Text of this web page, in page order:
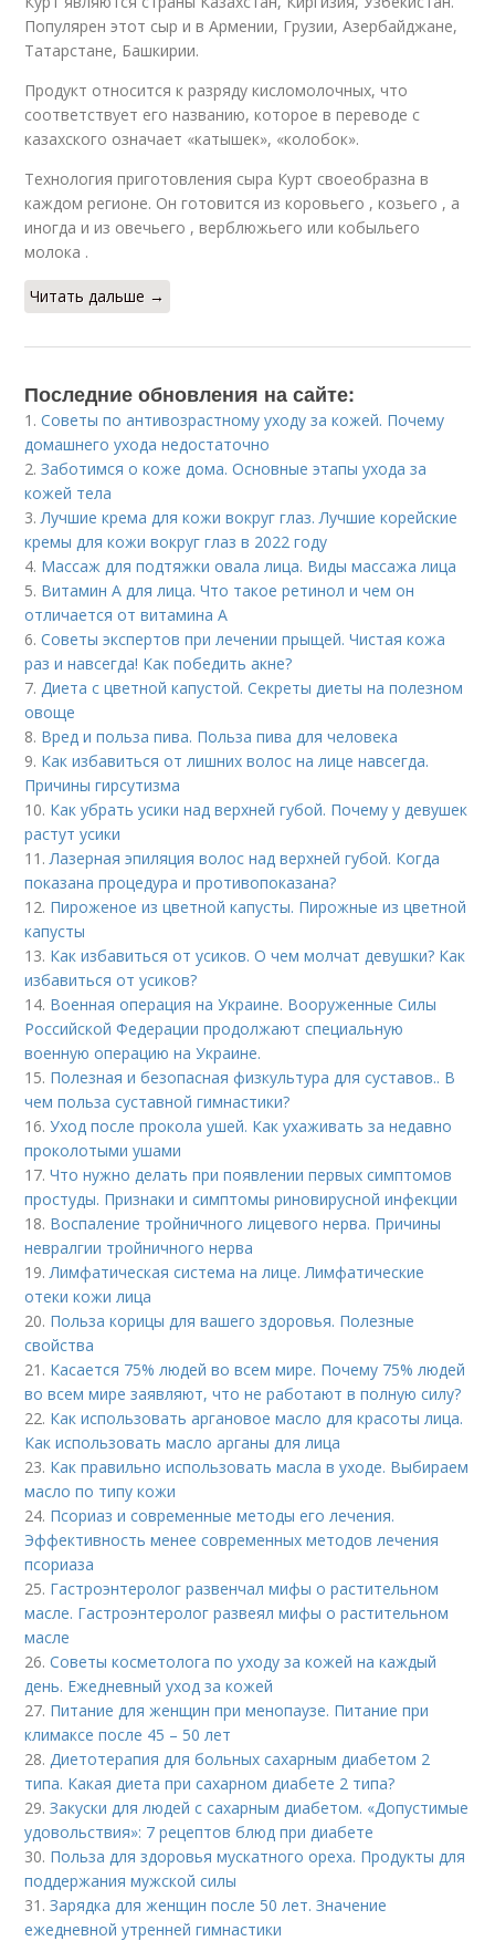
Популярен этот сыр и в Армении, Грузии, Азербайджане,
Татарстане, Башкирии.
Продукт относится к разряду кисломолочных, что
соответствует его названию, которое в переводе с
казахского означает «катышек», «колобок».
Технология приготовления сыра Курт своеобразна в
каждом регионе. Он готовится из коровьего , козьего , а
иногда и из овечьего , верблюжьего или кобыльего
молока .
Читать дальше →
Последние обновления на сайте:
1.Советы по антивозрастному уходу за кожей. Почему
домашнего ухода недостаточно
2.Заботимся о коже дома. Основные этапы ухода за
кожей тела
3.Лучшие крема для кожи вокруг глаз. Лучшие корейские
кремы для кожи вокруг глаз в 2022 году
4. Массаж для подтяжки овала лица. Виды массажа лица
5. Витамин A для лица. Что такое ретинол и чем он
отличается от витамина А
6.Советы экспертов при лечении прыщей. Чистая кожа
раз и навсегда! Как победить акне?
7.Диета с цветной капустой. Секреты диеты на полезном
овоще
8. Вред и польза пива. Польза пива для человека
9. Как избавиться от лишних волос на лице навсегда.
Причины гирсутизма
10. Как убрать усики над верхней губой. Почему у девушек
растут усики
11.Лазерная эпиляция волос над верхней губой. Когда
показана процедура и противопоказана?
12. Пироженое из цветной капусты. Пирожные из цветной
капусты
13. Как избавиться от усиков. О чем молчат девушки? Как
избавиться от усиков?
14. Военная операция на Украине. Вооруженные Силы
Российской Федерации продолжают специальную
военную операцию на Украине.
15. Полезная и безопасная физкультура для суставов.. В
чем польза суставной гимнастики?
16.Уход после прокола ушей. Как ухаживать за недавно
проколотыми ушами
17.Что нужно делать при появлении первых симптомов
простуды. Признаки и симптомы риновирусной инфекции
18. Воспаление тройничного лицевого нерва. Причины
невралгии тройничного нерва
19.Лимфатическая система на лице. Лимфатические
отеки кожи лица
20. Польза корицы для вашего здоровья. Полезные
свойства
21. Касается 75% людей во всем мире. Почему 75% людей
во всем мире заявляют, что не работают в полную силу?
22. Как использовать аргановое масло для красоты лица.
Как использовать масло арганы для лица
23. Как правильно использовать масла в уходе. Выбираем
масло по типу кожи
24. Псориаз и современные методы его лечения.
Эффективность менее современных методов лечения
псориаза
25. Гастроэнтеролог развенчал мифы о растительном
масле. Гастроэнтеролог развеял мифы о растительном
масле
26.Советы косметолога по уходу за кожей на каждый
день. Ежедневный уход за кожей
27. Питание для женщин при менопаузе. Питание при
климаксе после 45 – 50 лет
28.Диетотерапия для больных сахарным диабетом 2
типа. Какая диета при сахарном диабете 2 типа?
29.Закуски для людей с сахарным диабетом. «Допустимые
удовольствия»: 7 рецептов блюд при диабете
30. Польза для здоровья мускатного ореха. Продукты для
поддержания мужской силы
31.Зарядка для женщин после 50 лет. Значение
ежедневной утренней гимнастики